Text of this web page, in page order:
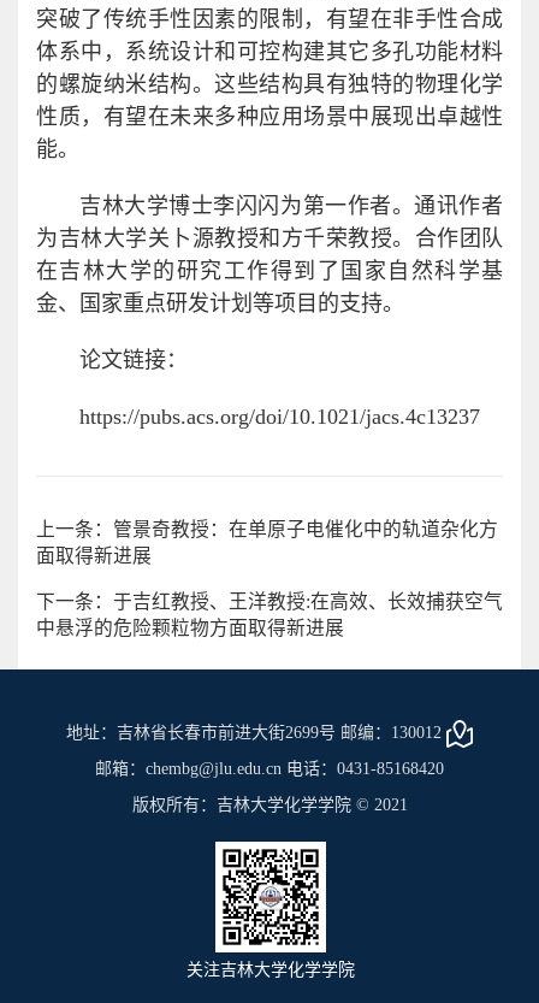
突破了传统手性因素的限制，有望在非手性合成
体系中，系统设计和可控构建其它多孔功能材料
的螺旋纳米结构。这些结构具有独特的物理化学
性质，有望在未来多种应用场景中展现出卓越性
能。
吉林大学博士李闪闪为第一作者。通讯作者
为吉林大学关卜源教授和方千荣教授。合作团队
在吉林大学的研究工作得到了国家自然科学基
金、国家重点研发计划等项目的支持。
论文链接：
https://pubs.acs.org/doi/10.1021/jacs.4c13237
上一条：管景奇教授：在单原子电催化中的轨道杂化方
面取得新进展
下一条：于吉红教授、王洋教授:在高效、长效捕获空气
中悬浮的危险颗粒物方面取得新进展
地址：吉林省长春市前进大街2699号 邮编：130012
邮箱：chembg@jlu.edu.cn 电话：0431-85168420
版权所有：吉林大学化学学院 © 2021
关注吉林大学化学学院